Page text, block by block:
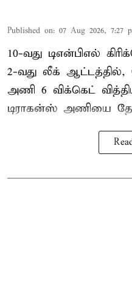
Published on: 07 Aug 2026, 7:27
10-வது டிஎன்பிஎல்
2-வது லீக்
அணி 6 விக்கெட்
டிராகன்ஸ் அணியை